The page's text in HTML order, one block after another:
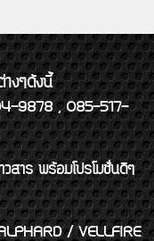
งๆดังนี้
9878 , 085-517-
วสาร พร้อมโปรโมชั่นดีๆ
/ VELLFIRE